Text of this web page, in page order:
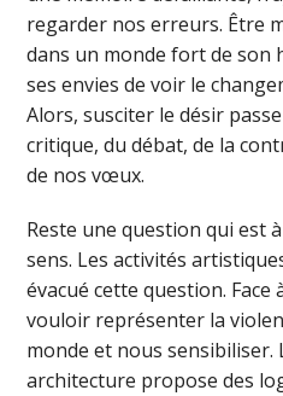
regarder nos erreurs. Être
dans un monde fort de son
ses envies de voir le
Alors, susciter le désir
critique, du débat, de la
de nos vœux.
Reste une question qui est
sens. Les activités
évacué cette question.
vouloir représenter la
monde et nous sensibiliser.
architecture propose des